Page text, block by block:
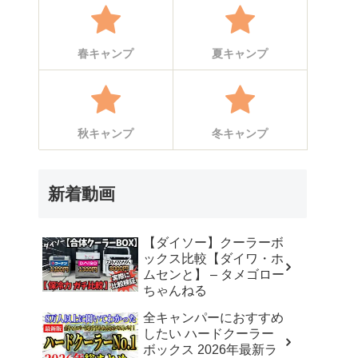
春キャンプ 夏キャンプ
秋キャンプ 冬キャンプ
新着動画
【ダイソー】クーラーボ
ックス比較【ダイワ・ホ
ムセンと】 – タメゴロー
ちゃんねる
全キャンパーにおすすめ
したい ハードクーラー
ボックス 2026年最新ラ